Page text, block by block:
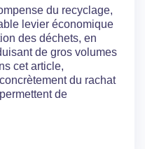
du recyclage,
levier économique
des déchets, en
de gros volumes
cet article,
du rachat
de